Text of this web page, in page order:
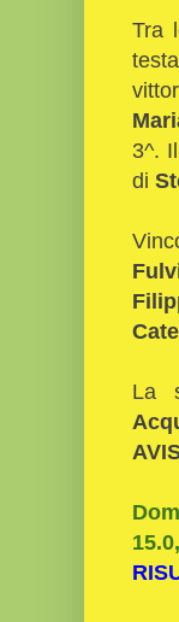
Tra
3^.
di
La